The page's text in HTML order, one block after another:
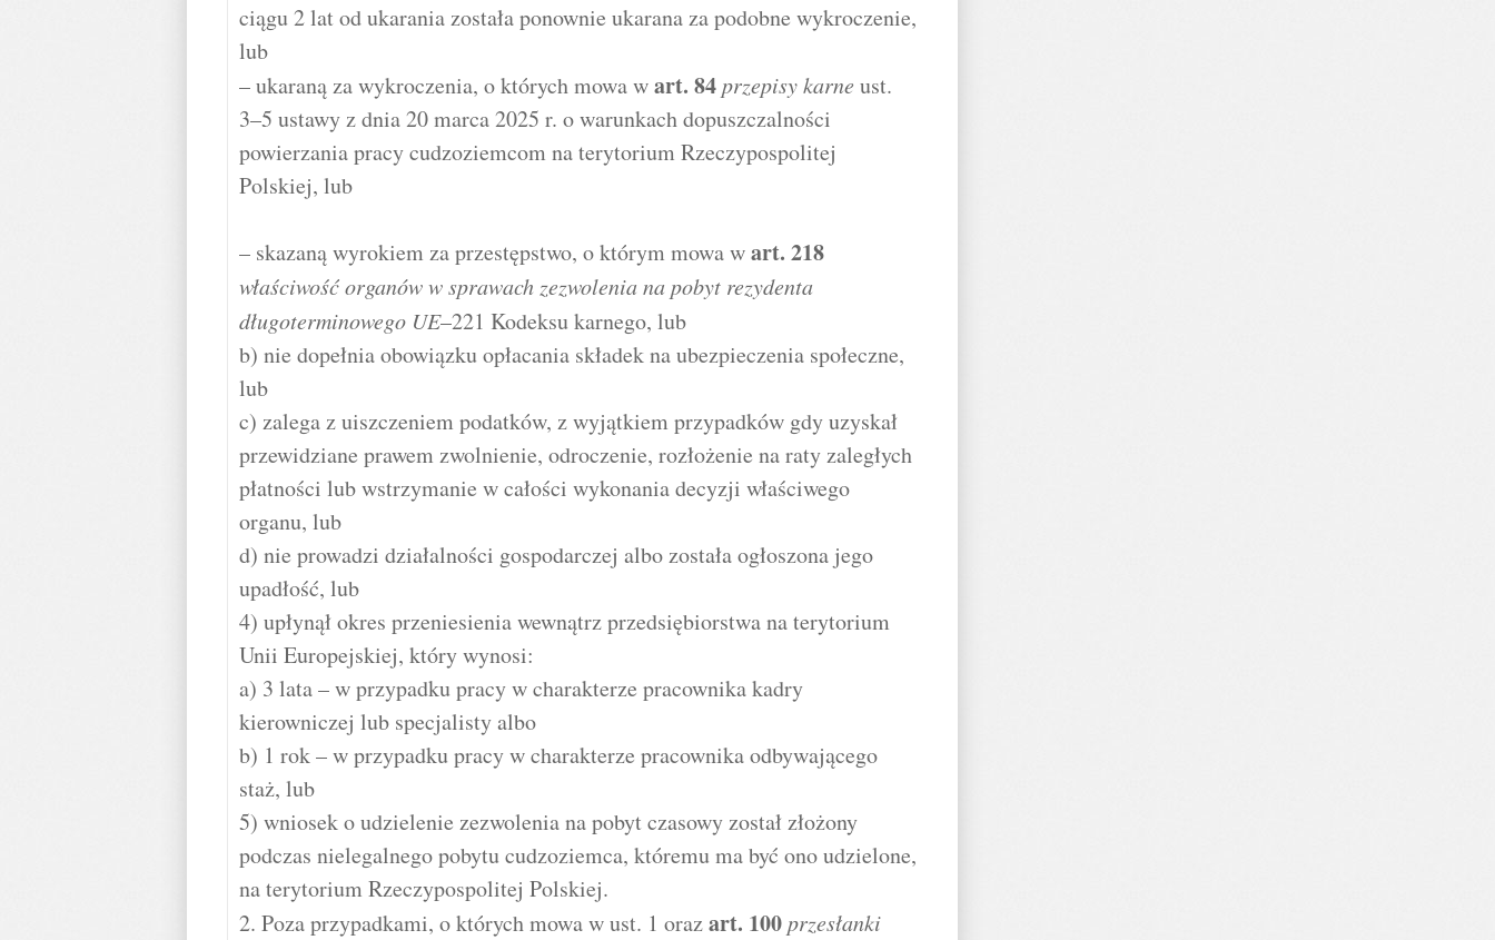
ciągu 2 lat od ukarania została ponownie ukarana za podobne wykroczenie,
lub
– ukaraną za wykroczenia, o których mowa wart. 84 przepisy karne ust.
3–5 ustawy z dnia 20 marca 2025 r. o warunkach dopuszczalności
powierzania pracy cudzoziemcom na terytorium Rzeczypospolitej
Polskiej, lub
– skazaną wyrokiem za przestępstwo, o którym mowa wart. 218
właściwość organów w sprawach zezwolenia na pobyt rezydenta
długoterminowego UE–221 Kodeksu karnego, lub
b) nie dopełnia obowiązku opłacania składek na ubezpieczenia społeczne,
lub
c) zalega z uiszczeniem podatków, z wyjątkiem przypadków gdy uzyskał
przewidziane prawem zwolnienie, odroczenie, rozłożenie na raty zaległych
płatności lub wstrzymanie w całości wykonania decyzji właściwego
organu, lub
d) nie prowadzi działalności gospodarczej albo została ogłoszona jego
upadłość, lub
4) upłynął okres przeniesienia wewnątrz przedsiębiorstwa na terytorium
Unii Europejskiej, który wynosi:
a) 3 lata – w przypadku pracy w charakterze pracownika kadry
kierowniczej lub specjalisty albo
b) 1 rok – w przypadku pracy w charakterze pracownika odbywającego
staż, lub
5) wniosek o udzielenie zezwolenia na pobyt czasowy został złożony
podczas nielegalnego pobytu cudzoziemca, któremu ma być ono udzielone,
na terytorium Rzeczypospolitej Polskiej.
2. Poza przypadkami, o których mowa w ust. 1 orazart. 100 przesłanki